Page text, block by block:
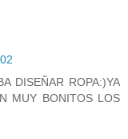
DISEÑAR ROPA:)YA
MUY BONITOS LOS